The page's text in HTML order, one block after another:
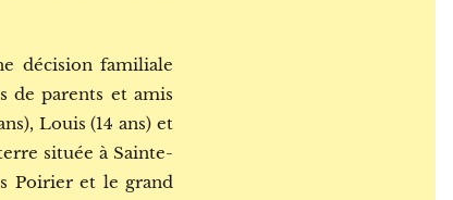
décision familiale
de parents et amis
Louis (14 ans) et
située à Sainte-
Poirier et le grand